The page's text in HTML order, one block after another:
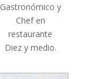
Gastronómico y
Chef en
restaurante
Diez y medio.